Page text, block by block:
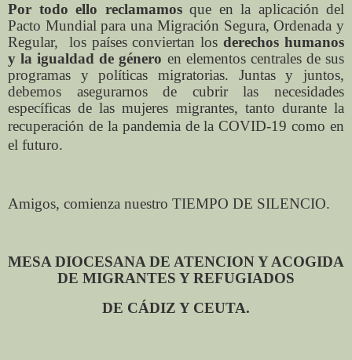
Por todo ello reclamamosque en la aplicación del
Pacto Mundial para una Migración Segura, Ordenada y
Regular, los países conviertan losderechos humanos
y la igualdad de género en elementos centrales de sus
programas y políticas migratorias. Juntas y juntos,
debemos asegurarnos de cubrir las necesidades
específicas de las mujeres migrantes, tanto durante la
recuperación de la pandemia de la COVID-19 como en
el futuro.
Amigos, comienza nuestro TIEMPO DE SILENCIO.
MESA DIOCESANA DE ATENCION Y ACOGIDA
DE MIGRANTES Y REFUGIADOS
DE CÁDIZ Y CEUTA.